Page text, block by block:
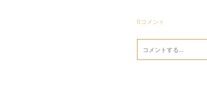
0コメント